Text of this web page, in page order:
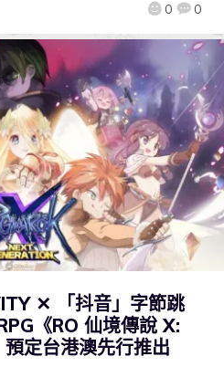
0 0
✕ 「抖音」字節跳
《RO 仙境傳說 X:
定台港澳先行推出